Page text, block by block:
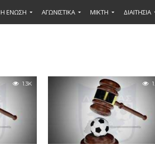
Η ΕΝΩΣΗ ΑΓΩΝΙΣΤΙΚΑ ΜΙΚΤΉ ΔΙΑΙΤΗΣΙΑ
1.3K